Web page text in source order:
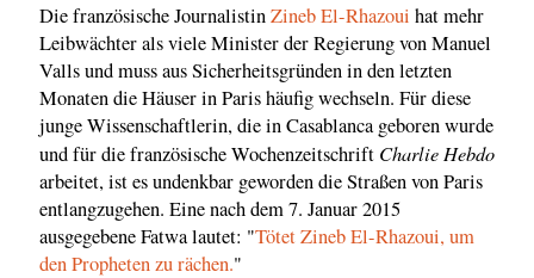
Die französische JournalistinZineb El-Rhazoui hat mehr
Leibwächter als viele Minister der Regierung von Manuel
Valls und muss aus Sicherheitsgründen in den letzten
Monaten die Häuser in Paris häufig wechseln. Für diese
junge Wissenschaftlerin, die in Casablanca geboren wurde
und für die französische Wochenzeitschrift Charlie Hebdo
arbeitet, ist es undenkbar geworden die Straßen von Paris
entlangzugehen. Eine nach dem 7. Januar 2015
ausgegebene Fatwa lautet: "Tötet Zineb El-Rhazoui, um
den Propheten zu rächen."